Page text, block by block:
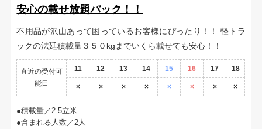
安心の載せ放題パック！！
不用品が沢山あって困っているお客様にぴったり！！ 軽トラ
ックの法廷積載量３５０kgまでいくら載せても安心！！
直近の受付可
能日
11 12 13 14 15 16 17 18
× × × × × × × ×
積載量／2.5立米
含まれる人数／2人